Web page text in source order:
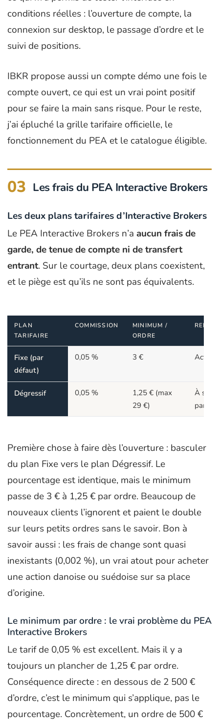
conditions réelles : l’ouverture de compte, la
connexion sur desktop, le passage d’ordre et le
suivi de positions.
IBKR propose aussi un compte démo une fois le
compte ouvert, ce qui est un vrai point positif
pour se faire la main sans risque. Pour le reste,
j’ai épluché la grille tarifaire officielle, le
fonctionnement du PEA et le catalogue éligible.
03 Les frais du PEA Interactive Brokers
Les deux plans tarifaires d’Interactive Brokers
Le PEA Interactive Brokers n’a aucun frais de
garde, de tenue de compte ni de transfert
entrant. Sur le courtage, deux plans coexistent,
et le piège est qu’ils ne sont pas équivalents.
PLAN
TARIFAIRE
COMMISSION
MINIMUM /
ORDRE
Fixe (par
défaut)
0,05 % 3 € Activé
Dégressif 0,05 %
1,25 € (max
29 €)
À
Première chose à faire dès l’ouverture : basculer
du plan Fixe vers le plan Dégressif. Le
pourcentage est identique, mais le minimum
passe de 3 € à 1,25 € par ordre. Beaucoup de
nouveaux clients l’ignorent et paient le double
sur leurs petits ordres sans le savoir. Bon à
savoir aussi : les frais de change sont quasi
inexistants (0,002 %), un vrai atout pour acheter
une action danoise ou suédoise sur sa place
d’origine.
Le minimum par ordre : le vrai problème du PEA
Interactive Brokers
Le tarif de 0,05 % est excellent. Mais il y a
toujours un plancher de 1,25 € par ordre.
Conséquence directe : en dessous de 2 500 €
d’ordre, c’est le minimum qui s’applique, pas le
pourcentage. Concrètement, un ordre de 500 €